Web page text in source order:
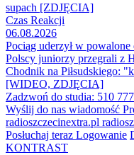
supach [ZDJĘCIA]
Czas Reakcji
06.08.2026
Pociąg uderzył w
Polscy juniorzy przegrali z
Chodnik na Piłsudskiego:
[WIDEO, ZDJĘCIA]
Zadzwoń do studia: 510
Wyślij do nas wiadomość
radioszczecinextra.pl
Posłuchaj teraz Logowanie
KONTRAST